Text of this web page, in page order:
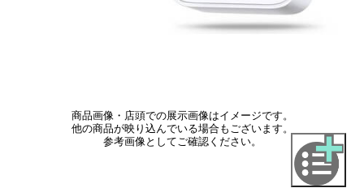
商品画像・店頭での展示画像はイメージです。
他の商品が映り込んでいる場合もございます。
参考画像としてご確認ください。